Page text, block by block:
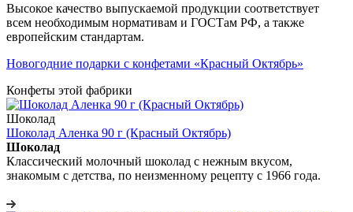
Высокое качество выпускаемой продукции соответствует
всем необходимым нормативам и ГОСТам РФ, а также
европейским стандартам.
Новогодние подарки с конфетами «Красный Октябрь»
Конфеты этой фабрики
Шоколад
Шоколад Аленка 90 г (Красный Октябрь)
Шоколад
Классический молочный шоколад с нежным вкусом,
знакомым с детства, по неизменному рецепту с 1966 года.